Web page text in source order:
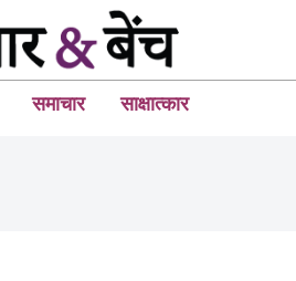
समाचार साक्षात्कार